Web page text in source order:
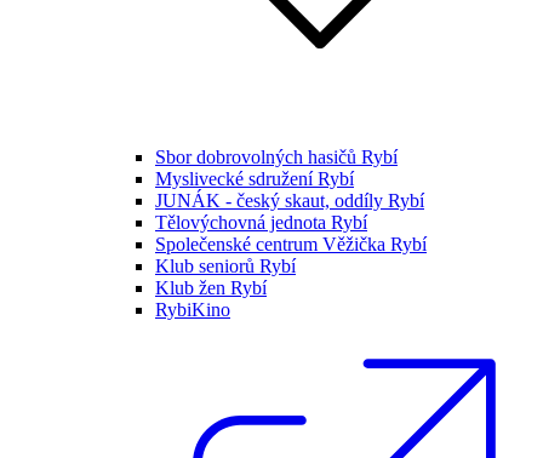
Sbor dobrovolných hasičů Rybí
Myslivecké sdružení Rybí
JUNÁK - český skaut, oddíly Rybí
Tělovýchovná jednota Rybí
Společenské centrum Věžička Rybí
Klub seniorů Rybí
Klub žen Rybí
RybiKino